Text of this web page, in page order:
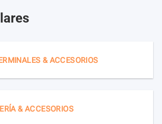
& ACCESORIOS
& ACCESORIOS